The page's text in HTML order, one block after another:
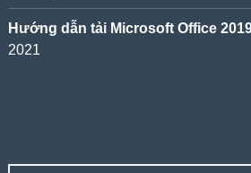
Hướng dẫn tải Microsoft Office
2021